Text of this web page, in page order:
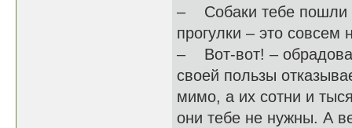
– Собаки тебе пошли
прогулки – это совсем
– Вот-вот! –
своей пользы
мимо, а их сотни и
они тебе не нужны. А